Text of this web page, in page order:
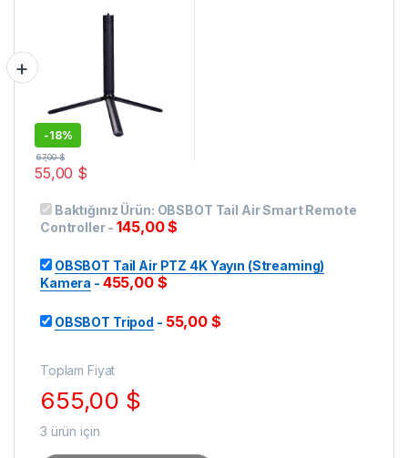
-18%
55,00 $
67,00$
Baktığınız Ürün: OBSBOT Tail Air Smart Remote
Controller-145,00$
OBSBOT Tail Air PTZ 4K Yayın (Streaming)
Kamera - 455,00 $
OBSBOT Tripod - 55,00 $
Toplam Fiyat
655,00 $
3 ürün için